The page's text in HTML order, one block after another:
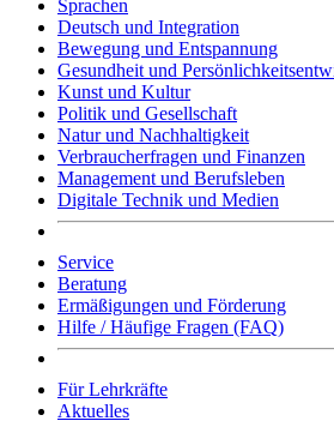
Sprachen
Deutsch und Integration
Bewegung und Entspannung
Gesundheit und
Kunst und Kultur
Politik und Gesellschaft
Natur und Nachhaltigkeit
Verbraucherfragen und Finanzen
Management und Berufsleben
Digitale Technik und Medien
Service
Beratung
Ermäßigungen und Förderung
Hilfe / Häufige Fragen (FAQ)
Für Lehrkräfte
Aktuelles